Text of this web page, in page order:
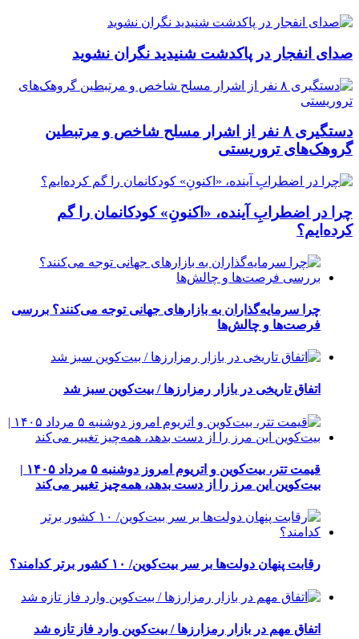
صدای انفجار در پاکدشت شنیدید نگران نشوید
دستگیری ۸ نفر از اشرار مسلح شاخص و مرتبطین
گروهک‌های تروریستی
چرا در اضطرابِ آینده، «اکنونِ» کودکانمان را گم
کرده‌ایم؟
چرا سرمایه‌گذاران به بازارهای جهانی توجه می‌کنند؟ بررسی
فرصت‌ها و چالش‌ها
اتفاق تاریخی در بازار رمزارزها / بیت‌کوین سبز شد
قیمت تتر، بیت‌کوین و اتریوم امروز دوشنبه ۵ مرداد ۱۴۰۵ |
بیت‌کوین این مرز را از دست بدهد، همه‌چیز تغییر می‌کند
رقابت پنهان دولت‌ها بر سر بیت‌کوین/ ۱۰ کشور برتر کدامند؟
اتفاق مهم در بازار رمزارزها / بیت‌کوین وارد فاز تازه شد